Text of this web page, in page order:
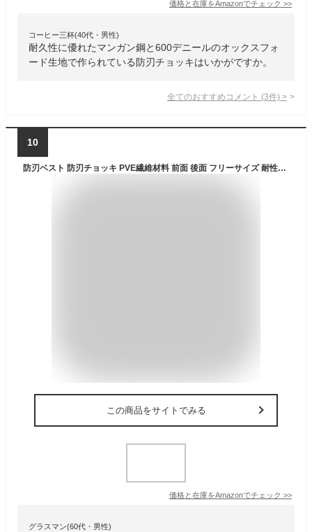
価格と在庫をAmazonでチェック >>
コーヒー三杯(40代・男性)
耐久性に優れたマンガン鋼と600デニールのオックスフォ
ード生地で作られている防刃チョッキはいかがですか。
全てのおすすめコメント (3件) >
10
防刃ベスト 防刃チョッキ PVE繊維材料 前面 後面 フリーサイズ 耐性に 防刃ベスト チョッキ 防水 鉄板入り サイズ調節可能 暴漢/対策/警備/警護/護身 セキュリティガード (グリーン)
この商品をサイトでみる
価格と在庫をAmazonでチェック >>
グラスマン(60代・男性)